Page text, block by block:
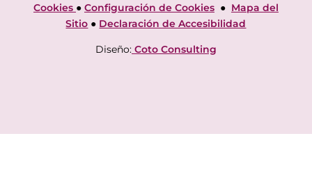
Cookies ● Configuración de Cookies ● Mapa del
Sitio ● Declaración de Accesibilidad
Diseño: Coto Consulting